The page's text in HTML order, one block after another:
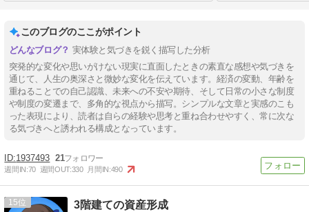
このブログのここがポイント
実体験と気づきを鋭く描写した分析
突発的な変化や思いがけない現実に直面したときの素直な感想や気づきを
通じて、人生の奥深さと微妙な変化を伝えています。経済の変動、年齢を
重ねることでの自己認識、未来への不安や期待、そして日常の小さな制度
や制度の変遷まで、多角的な視点から描写。シンプルな文章と実感のこも
った表現により、読者は自らの経験や思考と重ね合わせやすく、常に次な
る気づきへと誘われる構成となっています。
1937493 21
週間IN:70 週間OUT:330 月間IN:490
15 3階建ての資産形成